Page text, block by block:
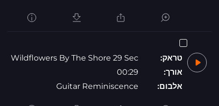
טראק:
Wildflowers By The Shore 29 Sec
אורך:
00:29
אלבום:
Guitar Reminiscence